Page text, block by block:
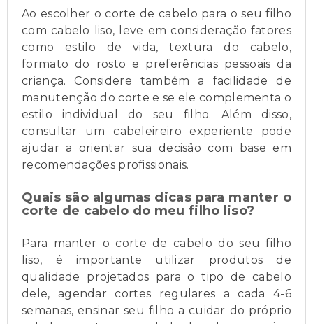
Ao escolher o corte de cabelo para o seu filho
com cabelo liso, leve em consideração fatores
como estilo de vida, textura do cabelo,
formato do rosto e preferências pessoais da
criança. Considere também a facilidade de
manutenção do corte e se ele complementa o
estilo individual do seu filho. Além disso,
consultar um cabeleireiro experiente pode
ajudar a orientar sua decisão com base em
recomendações profissionais.
Quais são algumas dicas para manter o
corte de cabelo do meu filho liso?
Para manter o corte de cabelo do seu filho
liso, é importante utilizar produtos de
qualidade projetados para o tipo de cabelo
dele, agendar cortes regulares a cada 4-6
semanas, ensinar seu filho a cuidar do próprio